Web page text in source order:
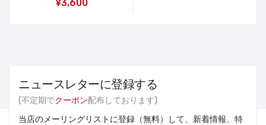
¥3,600
ニュースレターに登録する
(不定期でクーポン配布しております)
当店のメーリングリストに登録（無料）して、新着情報、特